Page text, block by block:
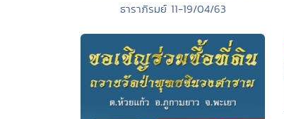
ธาราภิรมย์ 11-19/04/63